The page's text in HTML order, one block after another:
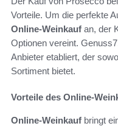
Vorteile. Um die perfekte
Online-Weinkauf an, der
Optionen vereint.
Anbieter etabliert, der
Sortiment bietet.
Vorteile des Online-
Online-Weinkauf bringt